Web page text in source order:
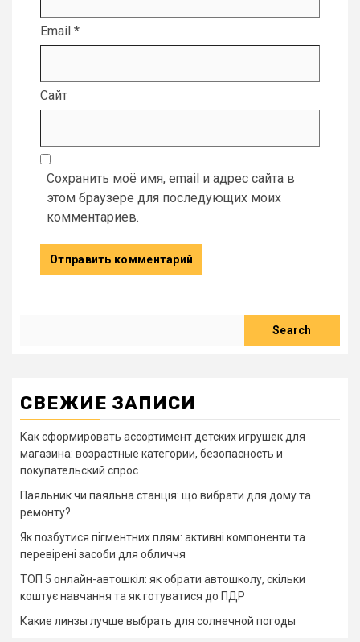
Email *
Сайт
Сохранить моё имя, email и адрес сайта в
этом браузере для последующих моих
комментариев.
Search
СВЕЖИЕ ЗАПИСИ
Как сформировать ассортимент детских игрушек для
магазина: возрастные категории, безопасность и
покупательский спрос
Паяльник чи паяльна станція: що вибрати для дому та
ремонту?
Як позбутися пігментних плям: активні компоненти та
перевірені засоби для обличчя
ТОП 5 онлайн-автошкіл: як обрати автошколу, скільки
коштує навчання та як готуватися до ПДР
Какие линзы лучше выбрать для солнечной погоды